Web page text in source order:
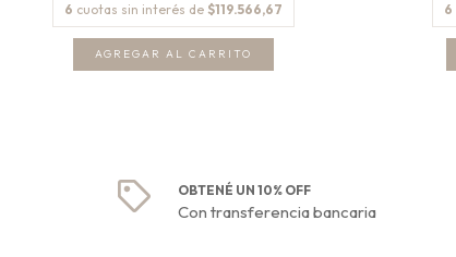
6 cuotas sin interés de $119.566,67 6
OBTENÉ UN 10% OFF
Con transferencia bancaria